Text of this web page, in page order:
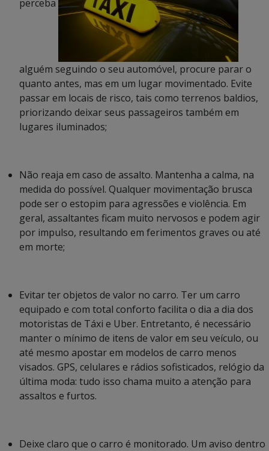
perceba
alguém seguindo o seu automóvel, procure parar o
quanto antes, mas em um lugar movimentado. Evite
passar em locais de risco, tais como terrenos baldios,
priorizando deixar seus passageiros também em
lugares iluminados;
Não reaja em caso de assalto. Mantenha a calma, na
medida do possível. Qualquer movimentação brusca
pode ser o estopim para agressões e violência. Em
geral, assaltantes ficam muito nervosos e podem agir
por impulso, resultando em ferimentos graves ou até
em morte;
Evitar ter objetos de valor no carro. Ter um carro
equipado e com total conforto facilita o dia a dia dos
motoristas de Táxi e Uber. Entretanto, é necessário
manter o mínimo de itens de valor em seu veículo, ou
até mesmo apostar em modelos de carro menos
visados. GPS, celulares e rádios sofisticados, relógio da
última moda: tudo isso chama muito a atenção para
assaltos e furtos.
Deixe claro que o carro é monitorado. Um aviso dentro